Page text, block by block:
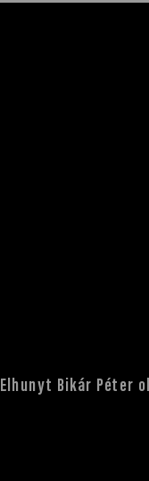
Elhunyt Bikár Péter